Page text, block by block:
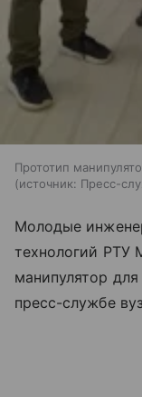
Прототип
источник: Пресс-
Молодые
технологий РТУ
манипулятор
пресс-службе